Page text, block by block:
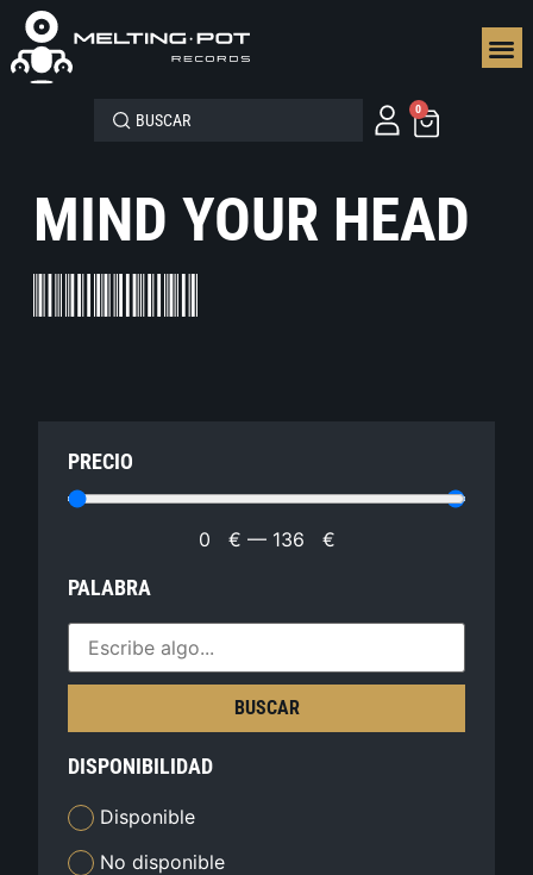
0
MIND YOUR HEAD
PRECIO
0 € — 136 €
PALABRA
BUSCAR
DISPONIBILIDAD
Disponible
No disponible